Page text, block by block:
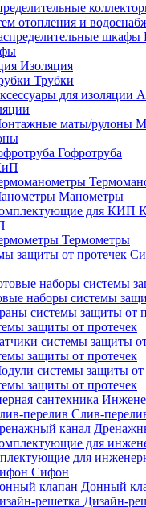
отопления и
Изоляция
Трубки
Гофротруба
Манометры
Термометры
наборы системы
защиты от протечек
защиты от протечек
защиты от протечек
Слив-
для
Сифон
Донный
Дизайн-